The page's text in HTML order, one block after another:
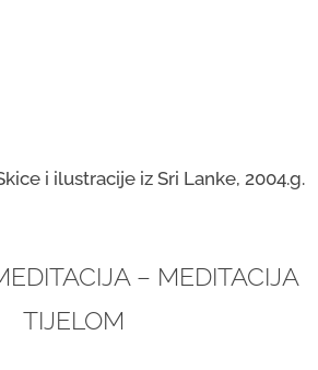
i ilustracije iz Sri Lanke, 2004.g.
– MEDITACIJA
TIJELOM